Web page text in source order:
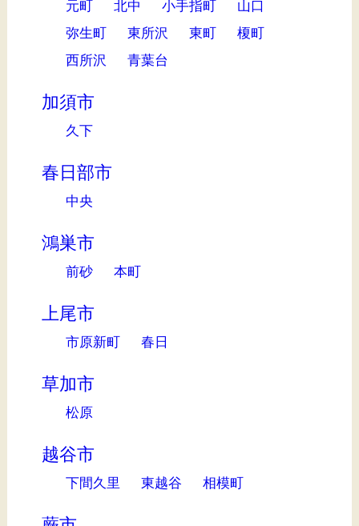
元町 北中 小手指町
山口
弥生町
東所沢 東町
榎町
西所沢
青葉台
加須市
久下
春日部市
中央
鴻巣市
前砂 本町
上尾市
市原新町 春日
草加市
松原
越谷市
下間久里 東越谷 相模町